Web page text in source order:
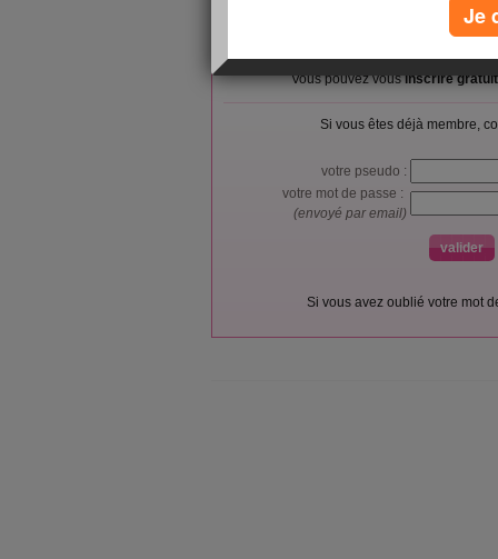
L’accès et l’utilisation du forum sont
Vous pouvez vousinscrire
Si vous êtes déjà membre,
votre pseudo :
votre mot de passe :
(envoyé par email)
Si vous avez oublié votre mot
Je